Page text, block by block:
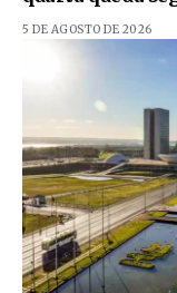
5 DE AGOSTO DE 2026